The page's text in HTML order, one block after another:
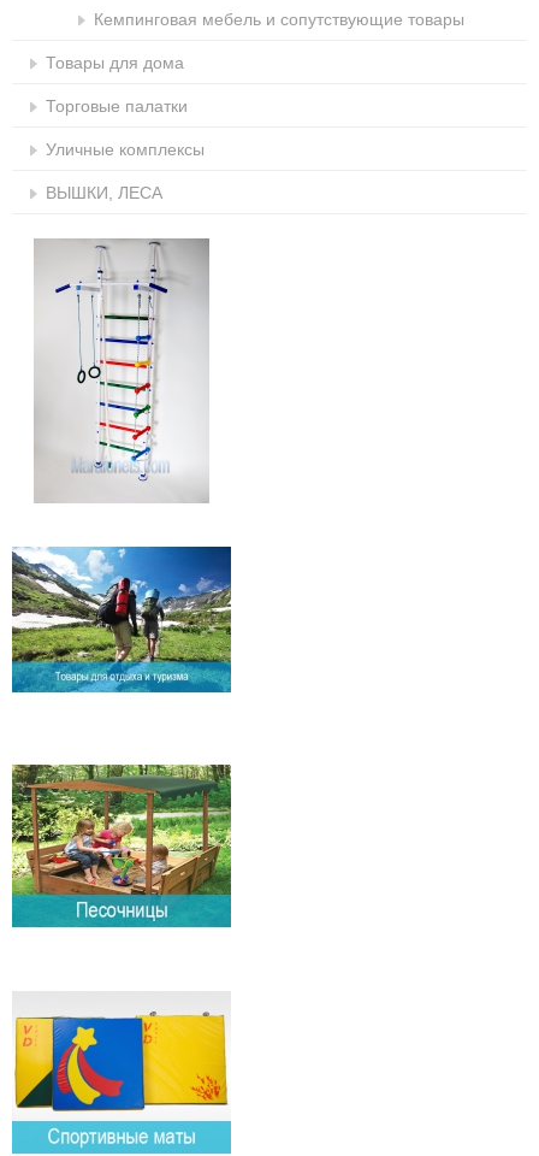
Кемпинговая мебель и сопутствующие товары
Товары для дома
Торговые палатки
Уличные комплексы
ВЫШКИ, ЛЕСА